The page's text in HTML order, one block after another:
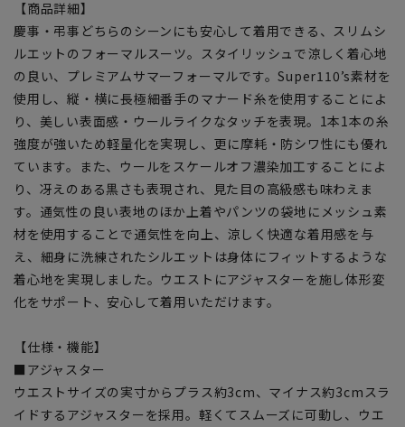
【商品詳細】
慶事・弔事どちらのシーンにも安心して着用できる、スリムシ
ルエットのフォーマルスーツ。スタイリッシュで涼しく着心地
の良い、プレミアムサマーフォーマルです。Super110’s素材を
使用し、縦・横に長極細番手のマナード糸を使用することによ
り、美しい表面感・ウールライクなタッチを表現。1本1本の糸
強度が強いため軽量化を実現し、更に摩耗・防シワ性にも優れ
ています。また、ウールをスケールオフ濃染加工することによ
り、冴えのある黒さも表現され、見た目の高級感も味わえま
す。通気性の良い表地のほか上着やパンツの袋地にメッシュ素
材を使用することで通気性を向上、涼しく快適な着用感を与
え、細身に洗練されたシルエットは身体にフィットするような
着心地を実現しました。ウエストにアジャスターを施し体形変
化をサポート、安心して着用いただけます。
【仕様・機能】
■アジャスター
ウエストサイズの実寸からプラス約3cm、マイナス約3cmスラ
イドするアジャスターを採用。軽くてスムーズに可動し、ウエ